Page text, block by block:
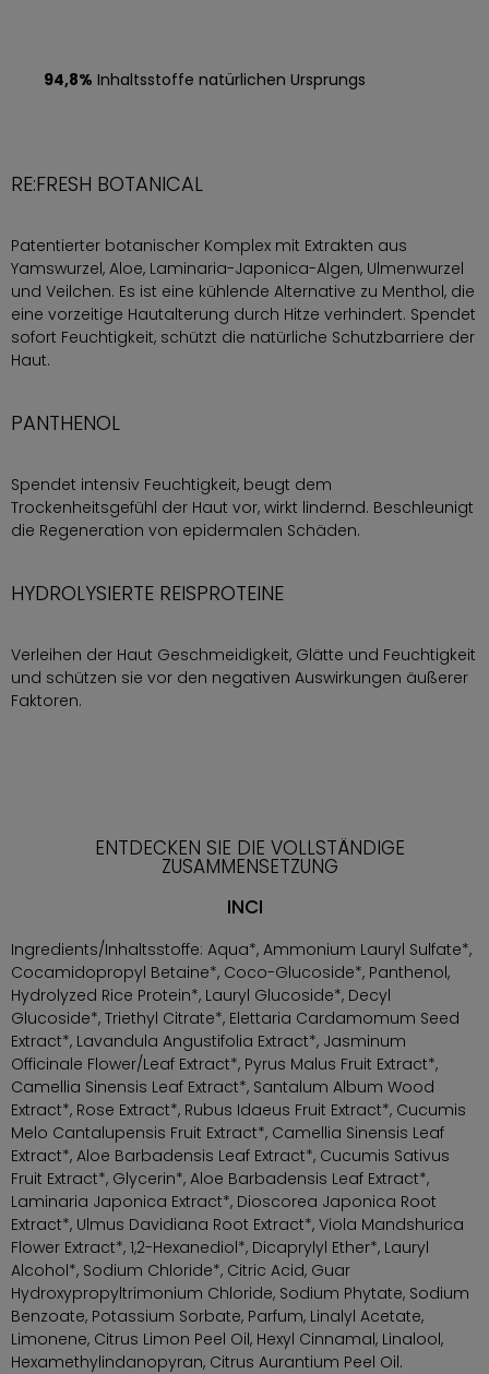
94,8% Inhaltsstoffe natürlichen Ursprungs
RE:FRESH BOTANICAL
Patentierter botanischer Komplex mit Extrakten aus
Yamswurzel, Aloe, Laminaria-Japonica-Algen, Ulmenwurzel
und Veilchen. Es ist eine kühlende Alternative zu Menthol, die
eine vorzeitige Hautalterung durch Hitze verhindert. Spendet
sofort Feuchtigkeit, schützt die natürliche Schutzbarriere der
Haut.
PANTHENOL
Spendet intensiv Feuchtigkeit, beugt dem
Trockenheitsgefühl der Haut vor, wirkt lindernd. Beschleunigt
die Regeneration von epidermalen Schäden.
HYDROLYSIERTE REISPROTEINE
Verleihen der Haut Geschmeidigkeit, Glätte und Feuchtigkeit
und schützen sie vor den negativen Auswirkungen äußerer
Faktoren.
ENTDECKEN SIE DIE VOLLSTÄNDIGE
ZUSAMMENSETZUNG
INCI
Ingredients/Inhaltsstoffe: Aqua*, Ammonium Lauryl Sulfate*,
Cocamidopropyl Betaine*, Coco-Glucoside*, Panthenol,
Hydrolyzed Rice Protein*, Lauryl Glucoside*, Decyl
Glucoside*, Triethyl Citrate*, Elettaria Cardamomum Seed
Extract*, Lavandula Angustifolia Extract*, Jasminum
Officinale Flower/Leaf Extract*, Pyrus Malus Fruit Extract*,
Camellia Sinensis Leaf Extract*, Santalum Album Wood
Extract*, Rose Extract*, Rubus Idaeus Fruit Extract*, Cucumis
Melo Cantalupensis Fruit Extract*, Camellia Sinensis Leaf
Extract*, Aloe Barbadensis Leaf Extract*, Cucumis Sativus
Fruit Extract*, Glycerin*, Aloe Barbadensis Leaf Extract*,
Laminaria Japonica Extract*, Dioscorea Japonica Root
Extract*, Ulmus Davidiana Root Extract*, Viola Mandshurica
Flower Extract*, 1,2-Hexanediol*, Dicaprylyl Ether*, Lauryl
Alcohol*, Sodium Chloride*, Citric Acid, Guar
Hydroxypropyltrimonium Chloride, Sodium Phytate, Sodium
Benzoate, Potassium Sorbate, Parfum, Linalyl Acetate,
Limonene, Citrus Limon Peel Oil, Hexyl Cinnamal, Linalool,
Hexamethylindanopyran, Citrus Aurantium Peel Oil.